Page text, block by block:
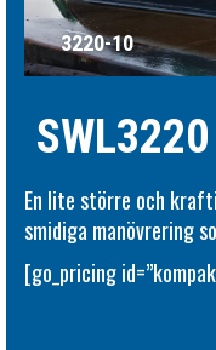
3220-10
SWL3220
En lite större och
smidiga manövrering
[go_pricing